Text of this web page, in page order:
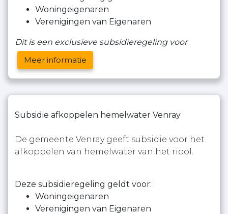
Woningeigenaren
Verenigingen van Eigenaren
Dit is een exclusieve subsidieregeling voor
Meer informatie
Subsidie afkoppelen hemelwater Venray
De gemeente Venray geeft subsidie voor het
afkoppelen van hemelwater van het riool.
Deze subsidieregeling geldt voor:
Woningeigenaren
Verenigingen van Eigenaren